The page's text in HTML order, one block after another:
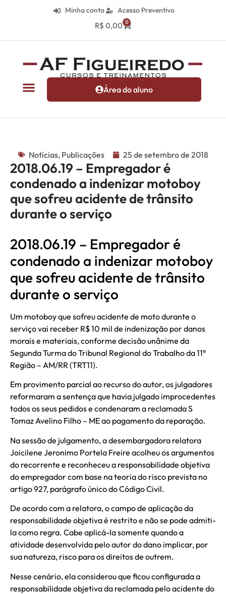
Minha conta Acesso Preventivo
R$ 0,00 0
Área do aluno
Notícias, Publicações 25 de setembro de 2018
2018.06.19 – Empregador é
condenado a indenizar motoboy
que sofreu acidente de trânsito
durante o serviço
2018.06.19 – Empregador é
condenado a indenizar motoboy
que sofreu acidente de trânsito
durante o serviço
Um motoboy que sofreu acidente de moto durante o
serviço vai receber R$ 10 mil de indenização por danos
morais e materiais, conforme decisão unânime da
Segunda Turma do Tribunal Regional do Trabalho da 11ª
Região – AM/RR (TRT11).
Em provimento parcial ao recurso do autor, os julgadores
reformaram a sentença que havia julgado improcedentes
todos os seus pedidos e condenaram a reclamada S
Tomaz Avelino Filho – ME ao pagamento da reparação.
Na sessão de julgamento, a desembargadora relatora
Joicilene Jeronimo Portela Freire acolheu os argumentos
do recorrente e reconheceu a responsabilidade objetiva
do empregador com base na teoria do risco prevista no
artigo 927, parágrafo único do Código Civil.
De acordo com a relatora, o campo de aplicação da
responsabilidade objetiva é restrito e não se pode admiti-
la como regra. Cabe aplicá-la somente quando a
atividade desenvolvida pelo autor do dano implicar, por
sua natureza, risco para os direitos de outrem.
Nesse cenário, ela considerou que ficou configurada a
responsabilidade objetiva da reclamada pelo acidente do